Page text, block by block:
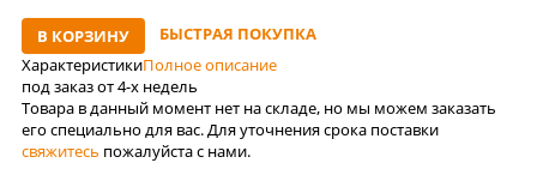
В КОРЗИНУ
БЫСТРАЯ ПОКУПКА
ХарактеристикиПолное описание
под заказ от 4-x недель
Товара в данный момент нет на складе, но мы можем заказать
его специально для вас. Для уточнения срока поставки
свяжитесь пожалуйста с нами.